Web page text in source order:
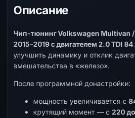
Описание
Чип-тюнинг Volkswagen Multivan
2015–2019 с двигателем 2.0 TDI 84
улучшить динамику и отклик
вмешательства в «железо».
После программной донастройки:
мощность увеличивается с
крутящий момент — с 220